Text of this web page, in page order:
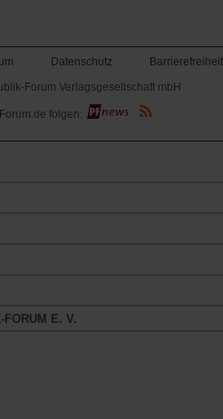
Datenschutz
Barrierefreiheit
Forum Verlagsgesellschaft mbH
(Öffnet
in
neuen
folgen:
FORUM E. V.